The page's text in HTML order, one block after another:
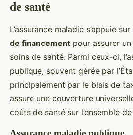
de santé
L’assurance maladie s’appuie
de financement pour assurer
soins de santé. Parmi ceux-ci,
publique, souvent gérée par
principalement par le biais de
assure une couverture
coûts de santé sur l’ensemble
Assurance maladie publique